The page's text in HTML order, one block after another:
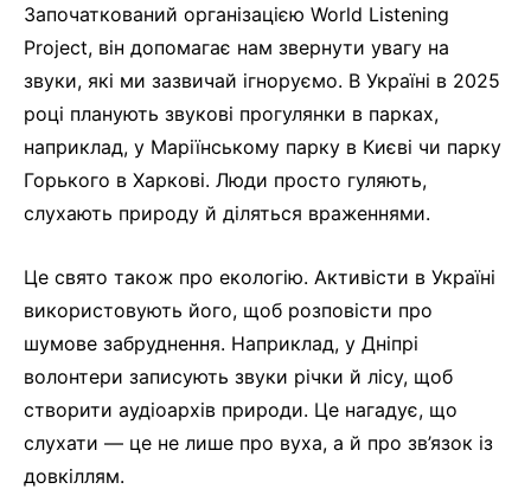
Започаткований організацією World Listening
Project, він допомагає нам звернути увагу на
звуки, які ми зазвичай ігноруємо. В Україні в 2025
році планують звукові прогулянки в парках,
наприклад, у Маріїнському парку в Києві чи парку
Горького в Харкові. Люди просто гуляють,
слухають природу й діляться враженнями.
Це свято також про екологію. Активісти в Україні
використовують його, щоб розповісти про
шумове забруднення. Наприклад, у Дніпрі
волонтери записують звуки річки й лісу, щоб
створити аудіоархів природи. Це нагадує, що
слухати — це не лише про вуха, а й про зв’язок із
довкіллям.